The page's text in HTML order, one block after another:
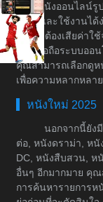
เว็บดูหนังออนไลน์
ระบบและใช้งานไ
โดยไม่ต้องเสียค่า
เช่น มือถือระบบออ
คุณสามารถเลือกดูห
เพื่อความหลากหลา
หนังใหม่ 2025
นอกจากนี้ยัง
ต่อ, หนังดราม่า, หนั
DC, หนังสืบสวน, ห
อื่นๆ อีกมากมาย คุ
การค้นหารายการห